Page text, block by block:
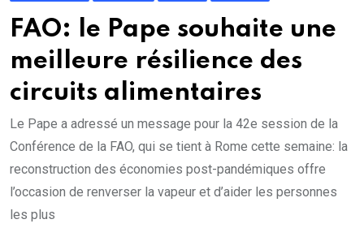
FAO: le Pape souhaite une
meilleure résilience des
circuits alimentaires
Le Pape a adressé un message pour la 42e session de la
Conférence de la FAO, qui se tient à Rome cette semaine: la
reconstruction des économies post-pandémiques offre
l’occasion de renverser la vapeur et d’aider les personnes
les plus